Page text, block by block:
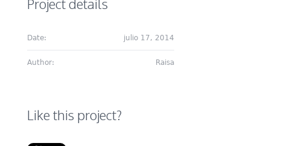
Project details
Date: julio 17, 2014
Author: Raisa
Like this project?